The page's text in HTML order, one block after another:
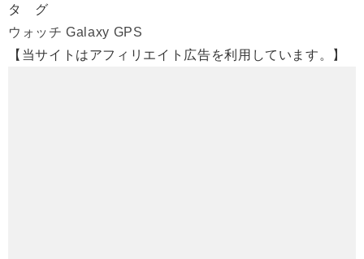
タ グ
ウォッチ Galaxy GPS
【当サイトはアフィリエイト広告を利用しています。】